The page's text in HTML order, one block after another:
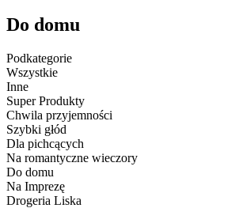
Do domu
Podkategorie
Wszystkie
Inne
Super Produkty
Chwila przyjemności
Szybki głód
Dla pichcących
Na romantyczne wieczory
Do domu
Na Imprezę
Drogeria Liska